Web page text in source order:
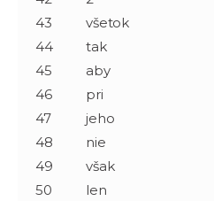
43
všetok
44
tak
45
aby
46
pri
47
jeho
48
nie
49
však
50
len